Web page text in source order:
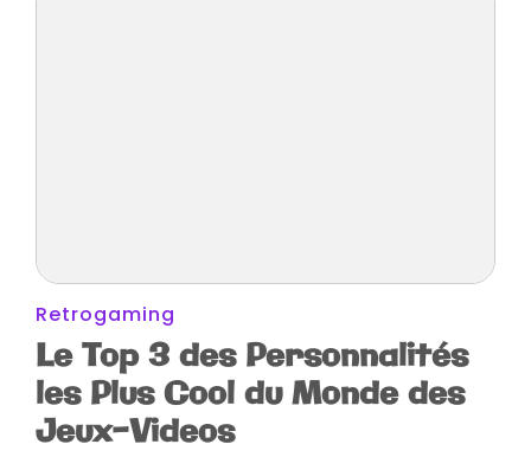
Retrogaming
Le Top 3 des Personnalités
les Plus Cool du Monde des
Jeux-Videos